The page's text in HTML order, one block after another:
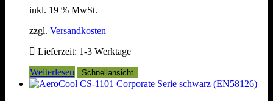
inkl. 19 % MwSt.
zzgl. Versandkosten
Lieferzeit: 1-3 Werktage
Weiterlesen
Schnellansicht